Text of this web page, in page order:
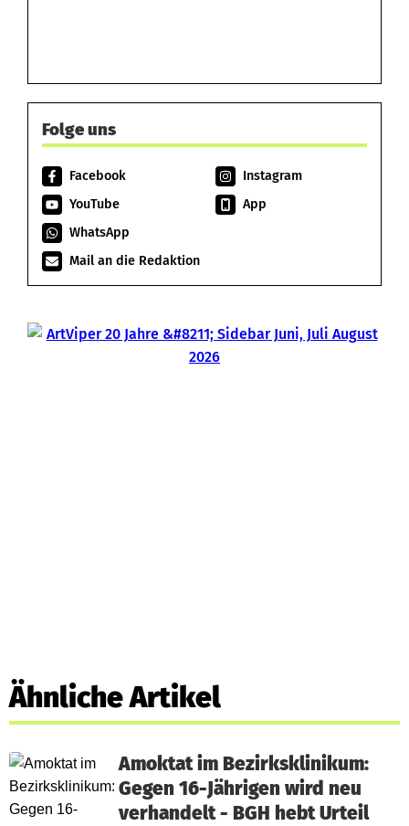
Folge uns
Facebook
Instagram
YouTube
App
WhatsApp
Mail an die Redaktion
Ähnliche Artikel
Amoktat im Bezirksklinikum:
Gegen 16-Jährigen wird neu
verhandelt - BGH hebt Urteil